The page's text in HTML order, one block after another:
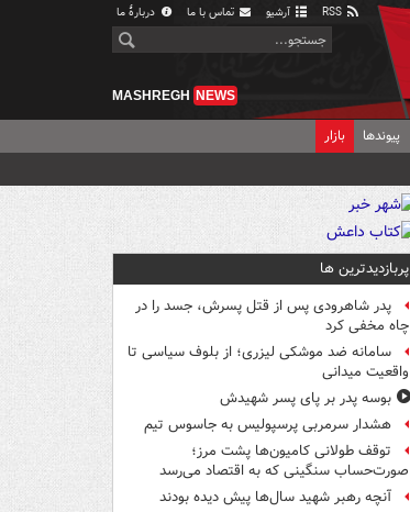
آرشیو تماس با ما دربارهٔ ما
MASHREGH NEWS
پیوندها بازار
پربازدیدترین ها
پدر شاهرودی پس از قتل پسرش، جسد را در
چاه مخفی کرد
سامانه ضد موشکی لیزری؛ از بلوف سیاسی تا
واقعیت میدانی
بوسه‌ پدر بر پای پسر شهیدش
هشدار سرمربی پرسپولیس به جاسوس تیم
توقف طولانی کامیون‌ها پشت مرز؛
صورت‌حساب سنگینی که به اقتصاد می‌رسد
آنچه رهبر شهید سال‌ها پیش دیده بودند